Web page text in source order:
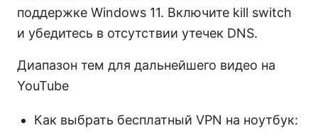
поддержке Windows 11. Включите kill switch
и убедитесь в отсутствии утечек DNS.
Диапазон тем для дальнейшего видео на
YouTube
Как выбрать бесплатный VPN на ноутбук: